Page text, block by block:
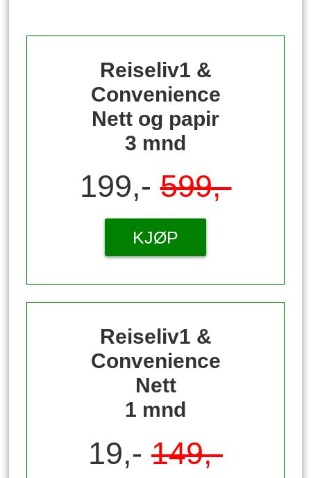
Reiseliv1 &
Convenience
Nett og papir
3 mnd
199,-599,-
KJØP
Reiseliv1 &
Convenience
Nett
1 mnd
19,- 149,-